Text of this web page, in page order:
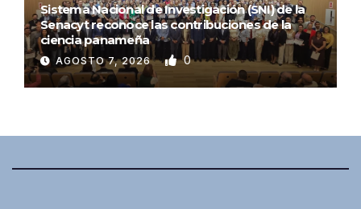
Sistema Nacional de Investigación (SNI) de la
Senacyt reconoce las contribuciones de la
ciencia panameña
AGOSTO 7, 2026 0